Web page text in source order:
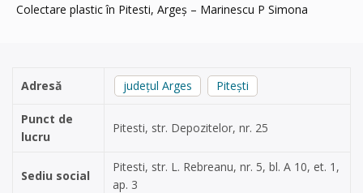
Colectare plastic în Pitesti, Argeș – Marinescu P Simona
Adresă județul Arges Pitești
Punct de
lucru
Pitesti, str. Depozitelor, nr. 25
Sediu social
Pitesti, str. L. Rebreanu, nr. 5, bl. A 10, et. 1,
ap. 3